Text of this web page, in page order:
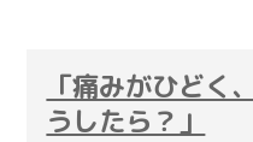
「痛みがひど
うしたら？」